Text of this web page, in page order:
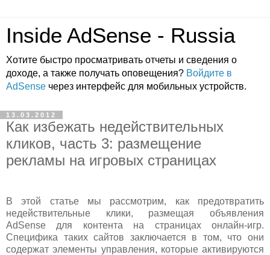
Inside AdSense - Russia
Хотите быстро просматривать отчеты и сведения о
доходе, а также получать оповещения? Войдите в
AdSense через интерфейс для мобильных устройств.
13.03.2012
Как избежать недействительных
кликов, часть 3: размещение
рекламы на игровых страницах
В этой статье мы рассмотрим, как предотвратить
недействительные клики, размещая объявления
AdSense для контента на страницах онлайн-игр.
Специфика таких сайтов заключается в том, что они
содержат элементы управления, которые активируются